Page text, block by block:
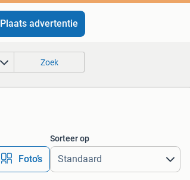
Plaats advertentie
Zoek
Foto’s
Sorteer op